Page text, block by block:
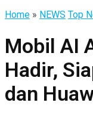
Home » NEWS Top
Mobil AI
Hadir,
dan